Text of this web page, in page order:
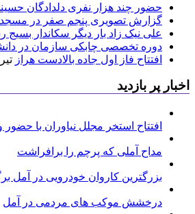
حضور چند هزار نفری دلدادگان
گزارش تصویری پنجم صفر در مسجد
علی نیک زاد بار دیگر سکاندار بسیج
دوره تخصصی چابکی سازمان در
افتتاح فاز اول جاده بالادست هراز تیر ۱۰, ۱۴۰۵
اخبار پر بازدید
افتتاح استخر مجلل نیاوران با
مداح آملی که پرچم را برافراشت
بزرگترین کاروان خودرویی در آمل
درخشش موکب های مردمی در آمل